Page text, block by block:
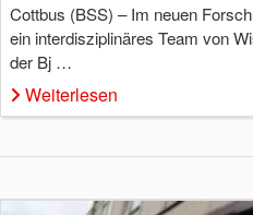
Cottbus (BSS) – Im neuen
ein interdisziplinäres Team von
der Bj …
Weiterlesen